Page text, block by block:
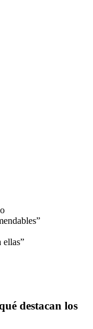
ellas”
destacan los